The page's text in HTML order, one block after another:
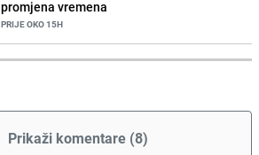
promjena vremena
PRIJE OKO 15H
Prikaži komentare (8)